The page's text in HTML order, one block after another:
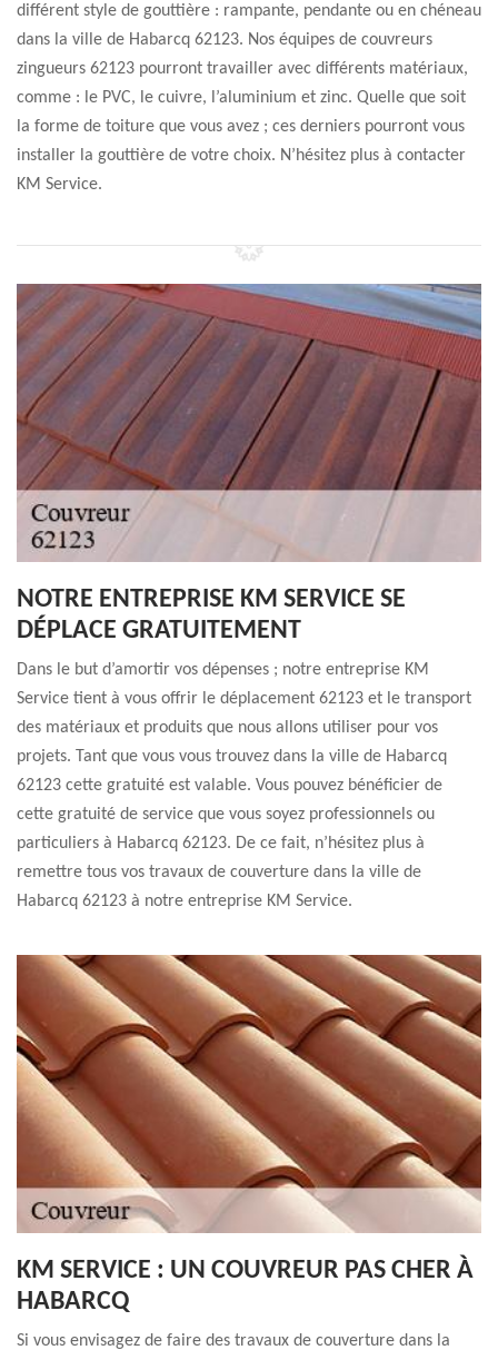
différent style de gouttière : rampante, pendante ou en chéneau
dans la ville de Habarcq 62123. Nos équipes de couvreurs
zingueurs 62123 pourront travailler avec différents matériaux,
comme : le PVC, le cuivre, l’aluminium et zinc. Quelle que soit
la forme de toiture que vous avez ; ces derniers pourront vous
installer la gouttière de votre choix. N’hésitez plus à contacter
KM Service.
NOTRE ENTREPRISE KM SERVICE SE
DÉPLACE GRATUITEMENT
Dans le but d’amortir vos dépenses ; notre entreprise KM
Service tient à vous offrir le déplacement 62123 et le transport
des matériaux et produits que nous allons utiliser pour vos
projets. Tant que vous vous trouvez dans la ville de Habarcq
62123 cette gratuité est valable. Vous pouvez bénéficier de
cette gratuité de service que vous soyez professionnels ou
particuliers à Habarcq 62123. De ce fait, n’hésitez plus à
remettre tous vos travaux de couverture dans la ville de
Habarcq 62123 à notre entreprise KM Service.
KM SERVICE : UN COUVREUR PAS CHER À
HABARCQ
Si vous envisagez de faire des travaux de couverture dans la